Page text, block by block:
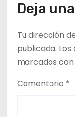
d
a
s
Deja
Tu dirección
publicada.
marcados con
Comentario *